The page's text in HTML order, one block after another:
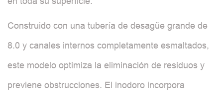
Construido con una tubería de desagüe grande de
8.0 y canales internos completamente esmaltados,
este modelo optimiza la eliminación de residuos y
previene obstrucciones. El inodoro incorpora